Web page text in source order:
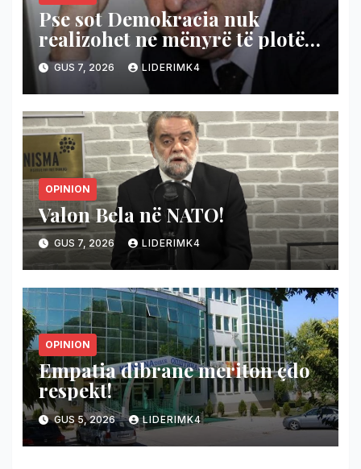
Pse sot Demokracia nuk
realizohet ne mënyrë të plotë
dhe reale?
GUS 7, 2026 LIDERIMK4
OPINION
Valon Bela në NATO!
GUS 7, 2026 LIDERIMK4
OPINION
Empatia dibrane meriton çdo
respekt!
GUS 5, 2026 LIDERIMK4